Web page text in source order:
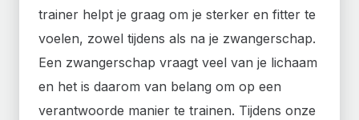
trainer helpt je graag om je sterker en fitter te
voelen, zowel tijdens als na je zwangerschap.
Een zwangerschap vraagt veel van je lichaam
en het is daarom van belang om op een
verantwoorde manier te trainen. Tijdens onze